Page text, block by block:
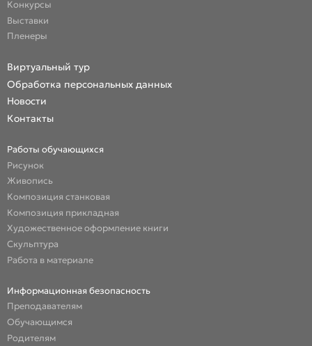
Конкурсы
Выставки
Пленеры
Виртуальный тур
Обработка персональных данных
Новости
Контакты
Работы обучающихся
Рисунок
Живопись
Композиция станковая
Композиция прикладная
Художественное оформление книги
Скульптура
Работа в материале
Информационная безопасность
Преподавателям
Обучающимся
Родителям